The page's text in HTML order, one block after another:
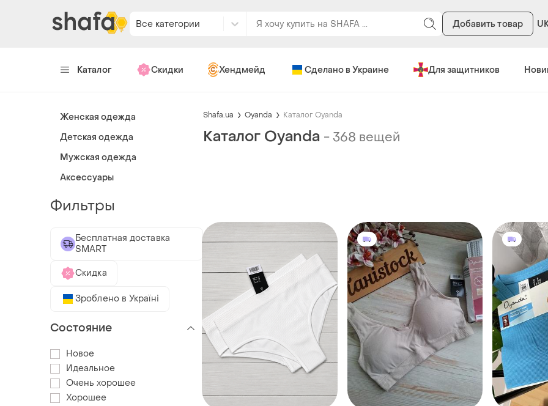
Все категории Добавить товар
Каталог Скидки Хендмейд Сделано в Украине Для защитников
Shafa.ua Oyanda Каталог Oyanda
Каталог Oyanda - 368 вещей
Женская одежда
Детская одежда
Мужская одежда
Аксессуары
Фильтры
Бесплатная доставка
SMART
Скидка
Зроблено в Україні
Состояние
Новое
Идеальное
Очень хорошее
Хорошее